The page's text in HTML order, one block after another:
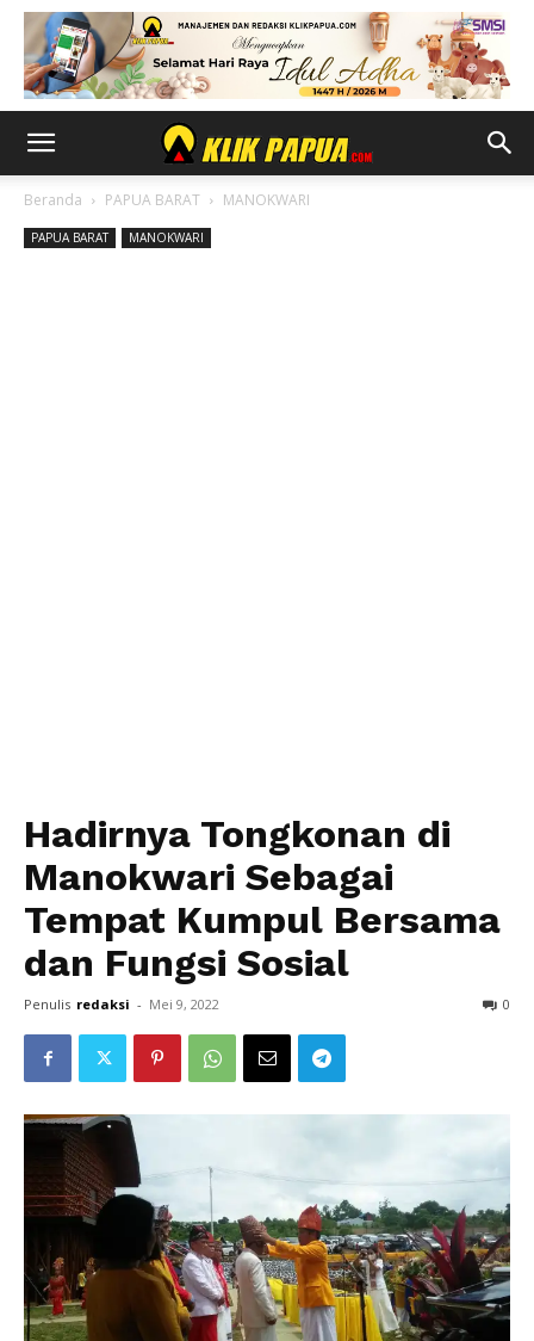
Beranda PAPUA BARAT MANOKWARI
PAPUA BARAT MANOKWARI
Hadirnya Tongkonan di
Manokwari Sebagai
Tempat Kumpul Bersama
dan Fungsi Sosial
Penulis redaksi - Mei 9, 2022 0